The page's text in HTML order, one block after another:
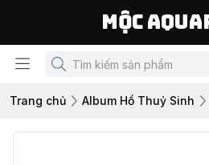
Mộc
Trang chủ Album Hồ Thuỷ Sinh